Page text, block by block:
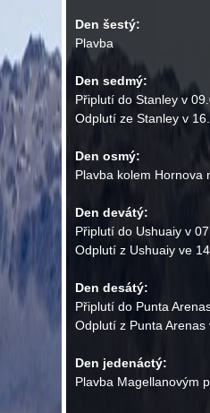
Den šestý:
Plavba
Den sedmý:
Připlutí do Stanley v
Odplutí ze Stanley v
Den osmý:
Plavba kolem Hornova
Den devátý:
Připlutí do Ushuaiy v
Odplutí z Ushuaiy ve
Den desátý:
Připlutí do Punta
Odplutí z Punta Arenas
Den jedenáctý:
Plavba Magellanovým